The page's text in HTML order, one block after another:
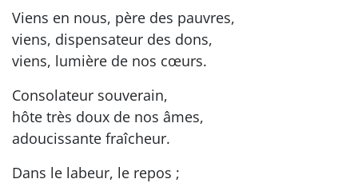
Viens en nous, père des pauvres,
viens, dispensateur des dons,
viens, lumière de nos cœurs.
Consolateur souverain,
hôte très doux de nos âmes,
adoucissante fraîcheur.
Dans le labeur, le repos ;